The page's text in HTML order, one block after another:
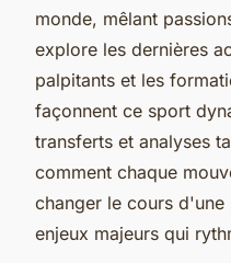
monde, mêlant
explore les dernières
palpitants et les
façonnent ce sport
transferts et analyses
comment chaque
changer le cours d'une
enjeux majeurs qui